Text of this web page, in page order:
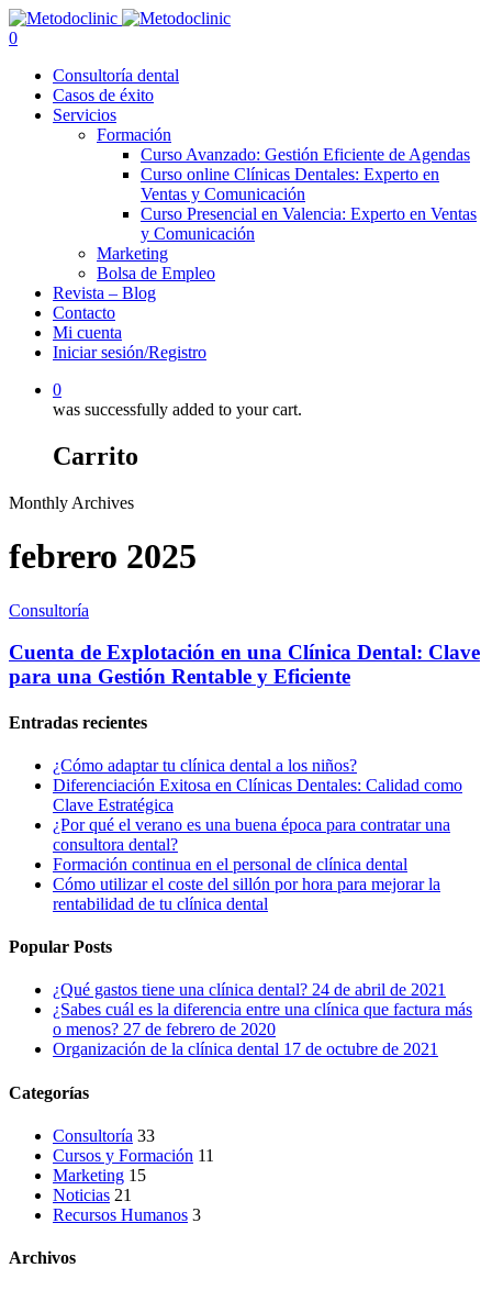
0
Consultoría dental
Casos de éxito
Servicios
Formación
Curso Avanzado: Gestión Eficiente de Agendas
Curso online Clínicas Dentales: Experto en
Ventas y Comunicación
Curso Presencial en Valencia: Experto en Ventas
y Comunicación
Marketing
Bolsa de Empleo
Revista – Blog
Contacto
Mi cuenta
Iniciar sesión/Registro
0
was successfully added to your cart.
Carrito
Monthly Archives
febrero 2025
Consultoría
Cuenta de Explotación en una Clínica Dental: Clave
para una Gestión Rentable y Eficiente
Entradas recientes
¿Cómo adaptar tu clínica dental a los niños?
Diferenciación Exitosa en Clínicas Dentales: Calidad como
Clave Estratégica
¿Por qué el verano es una buena época para contratar una
consultora dental?
Formación continua en el personal de clínica dental
Cómo utilizar el coste del sillón por hora para mejorar la
rentabilidad de tu clínica dental
Popular Posts
¿Qué gastos tiene una clínica dental? 24 de abril de 2021
¿Sabes cuál es la diferencia entre una clínica que factura más
o menos? 27 de febrero de 2020
Organización de la clínica dental 17 de octubre de 2021
Categorías
Consultoría 33
Cursos y Formación 11
Marketing 15
Noticias 21
Recursos Humanos 3
Archivos